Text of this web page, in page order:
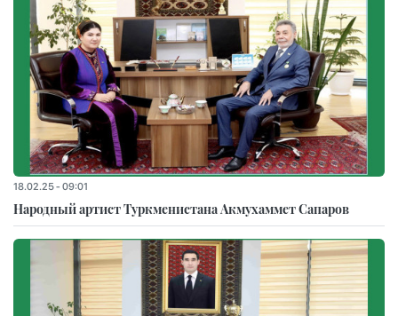
18.02.25 - 09:01
Народный артист Туркменистана Акмухаммет Сапаров